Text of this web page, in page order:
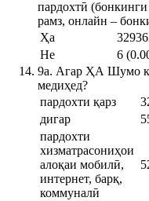
пардохтӣ
рамз, онлайн –
Ҳа
Не
6
9а. Агар ҲА Шумо
медиҳед?
пардохти қарз
дигар
пардохти
хизматрасониҳои
алоқаи мобилӣ,
интернет, барқ,
коммуналӣ